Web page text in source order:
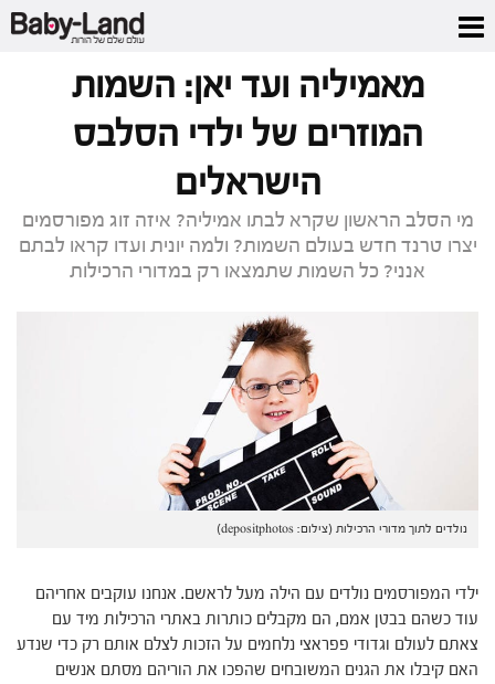
דף הבית
מאמיליה ועד יאן: השמות המוזרים של ילדי הסלבס
מאמיליה ועד יאן: השמות
המוזרים של ילדי הסלבס
הישראלים
מי הסלב הראשון שקרא לבתו אמיליה? איזה זוג מפורסמים
יצרו טרנד חדש בעולם השמות? ולמה יונית ועדו קראו לבתם
אנני? כל השמות שתמצאו רק במדורי הרכילות
נולדים לתוך מדורי הרכילות (צילום: depositphotos)
ילדי המפורסמים נולדים עם הילה מעל לראשם. אנחנו עוקבים אחריהם
עוד כשהם בבטן אמם, הם מקבלים כותרות באתרי הרכילות מיד עם
צאתם לעולם וגדודי פפראצי נלחמים על הזכות לצלם אותם רק כדי שנדע
האם קיבלו את הגנים המשובחים שהפכו את הוריהם מסתם אנשים